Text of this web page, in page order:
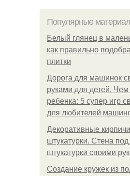
Популярные
Белый глянец в
как правильно
плитки
Дорога для машинок
руками для детей. Чем
ребенка: 5 супер игр
для любителей
Декоративные
штукатурки. Стена под
штукатурки своими
Создание кружек из